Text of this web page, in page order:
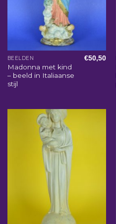
BEELDEN
Madonna met kind
– beeld in Italiaanse
stijl
€50,50